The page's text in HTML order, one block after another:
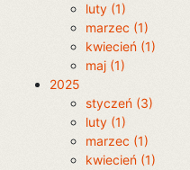
luty (1)
marzec (1)
kwiecień (1)
maj (1)
2025
styczeń (3)
luty (1)
marzec (1)
kwiecień (1)